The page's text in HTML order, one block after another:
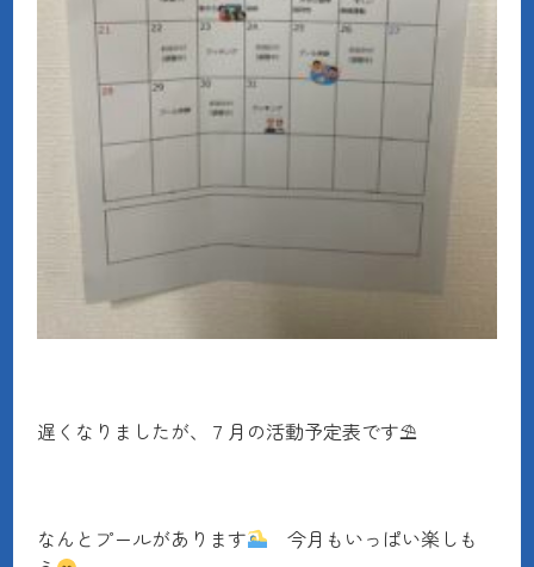
遅くなりましたが、７月の活動予定表です⛱
なんとプールがあります
今月もいっぱい楽しも